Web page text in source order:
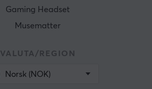
Gaming Headset
Musematter
VALUTA/REGION
Norsk (NOK)